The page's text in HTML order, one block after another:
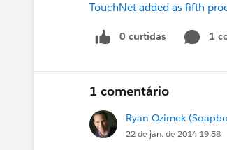
TouchNet added as fifth
0 curtidas 1
1 comentário
Ryan Ozimek
22 de jan. de 2014 19:58